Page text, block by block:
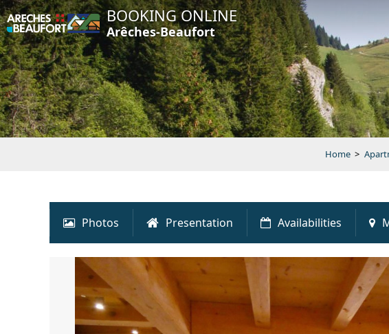
BOOKING ONLINE
Arêches-Beaufort
Home >
Photos Presentation Availabilities